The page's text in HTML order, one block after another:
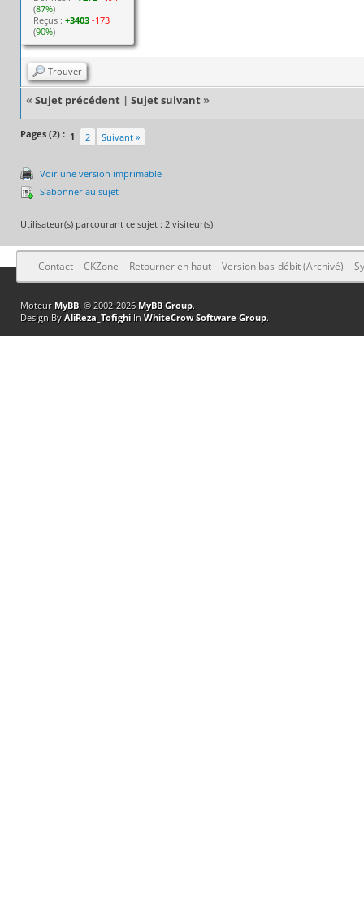
(87%)
Reçus :+3403 -173
(90%)
Trouver
« Sujet précédent | Sujet suivant »
Pages (2) : 1 2 Suivant »
Voir une version imprimable
S’abonner au sujet
Utilisateur(s) parcourant ce sujet : 2 visiteur(s)
Contact CKZone Retourner en haut Version bas-débit (Archivé)
Moteur MyBB, © 2002-2026 MyBB Group.
Design By AliReza_TofighiIn WhiteCrow Software Group.